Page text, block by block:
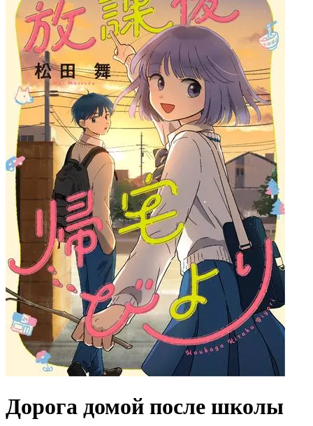
Дорога домой после школы